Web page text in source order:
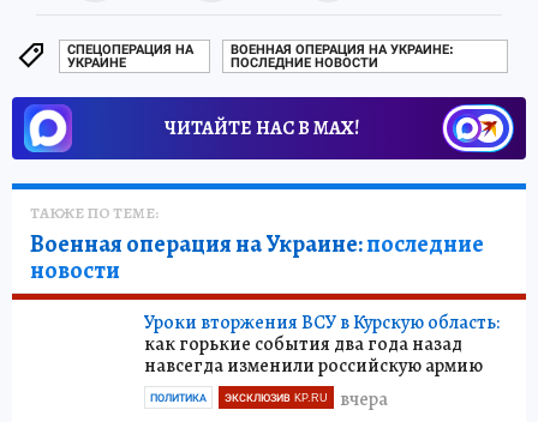
СПЕЦОПЕРАЦИЯ НА
УКРАИНЕ
ВОЕННАЯ ОПЕРАЦИЯ НА УКРАИНЕ:
ПОСЛЕДНИЕ НОВОСТИ
ЧИТАЙТЕ НАС В МАХ!
ТАКЖЕ ПО ТЕМЕ:
Военная операция на Украине:последние
новости
Уроки вторжения ВСУ в Курскую область:
как горькие события два года назад
навсегда изменили российскую армию
вчера
ПОЛИТИКА ЭКСКЛЮЗИВ KP.RU